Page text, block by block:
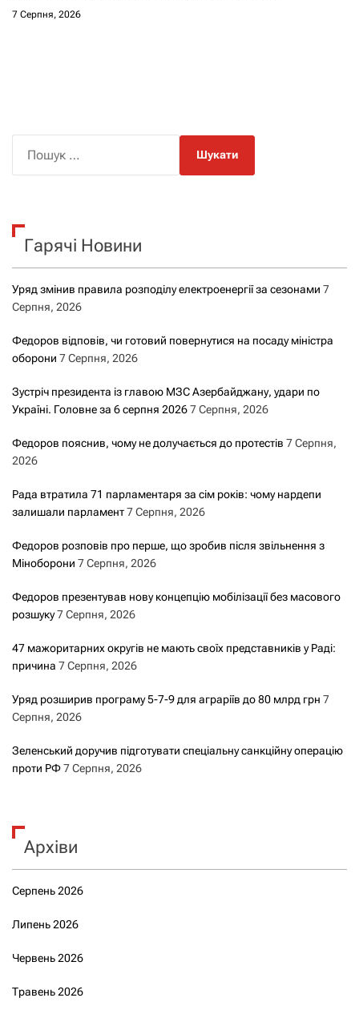
7 Серпня, 2026
к
Гарячі Новини
Уряд змінив правила розподілу електроенергії за сезонами 7
Серпня, 2026
Федоров відповів, чи готовий повернутися на посаду міністра
оборони 7 Серпня, 2026
Зустріч президента із главою МЗС Азербайджану, удари по
Україні. Головне за 6 серпня 20267 Серпня, 2026
Федоров пояснив, чому не долучається до протестів 7 Серпня,
2026
Рада втратила 71 парламентаря за сім років: чому нардепи
залишали парламент7 Серпня, 2026
Федоров розповів про перше, що зробив після звільнення з
Міноборони 7 Серпня, 2026
Федоров презентував нову концепцію мобілізації без масового
розшуку7 Серпня, 2026
47 мажоритарних округів не мають своїх представників у Раді:
причина 7 Серпня, 2026
Уряд розширив програму 5-7-9 для аграріїв до 80 млрд грн 7
Серпня, 2026
Зеленський доручив підготувати спеціальну санкційну операцію
проти РФ7 Серпня, 2026
Архіви
Серпень 2026
Липень 2026
Червень 2026
Травень 2026